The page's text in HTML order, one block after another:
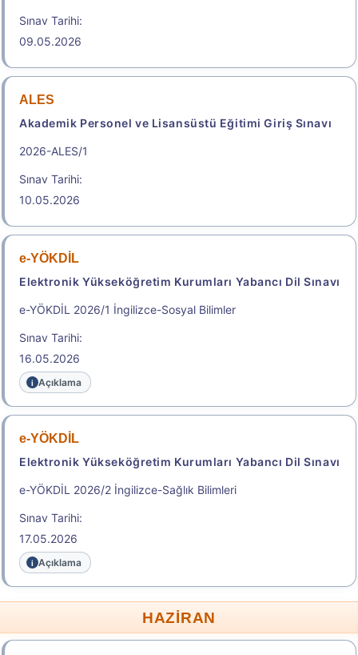
Diploma Denkliği İçin Seviye Tespit Sınavı
Sınav Tarihi: 23.08.2026
Başvuru Kılavuzu Aday Başvuru Formu
Aday İşlemleri Sistemi (AİS) Engelli Başvuru Kullanıcı
.2026-MEB-AGS (Akademi Giriş
Sınavı (AGS), Öğretmenlik Alan
Bilgisi Testi (ÖABT))
Millî Eğitim Bakanlığı Akademi Giriş Sınavı
Sonuç Tarihi: 26.08.2026
Sonuçlar
Aday İşlemleri Sistemi (AİS) Engelli Başvuru Kullanıcı
Kılavuzu
Adres İline Göre Tercih Edilebilecek Yakın Sınav
Sınav Tarihi:
09.05.2026
ALES
Akademik Personel ve Lisansüstü Eğitimi Giriş Sınavı
2026-ALES/1
Sınav Tarihi:
10.05.2026
e-YÖKDİL
Elektronik Yükseköğretim Kurumları Yabancı Dil Sınavı
e-YÖKDİL 2026/1 İngilizce-Sosyal Bilimler
Sınav Tarihi:
16.05.2026
Açıklama
e-YÖKDİL
Elektronik Yükseköğretim Kurumları Yabancı Dil Sınavı
e-YÖKDİL 2026/2 İngilizce-Sağlık Bilimleri
Sınav Tarihi:
17.05.2026
Açıklama
HAZİRAN